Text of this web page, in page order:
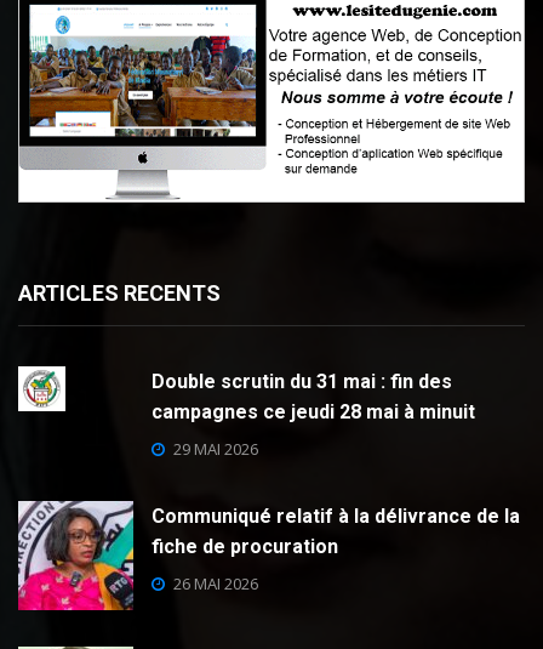
ARTICLES RECENTS
Double scrutin du 31 mai : fin des
campagnes ce jeudi 28 mai à minuit
29 MAI 2026
Communiqué relatif à la délivrance de la
fiche de procuration
26 MAI 2026